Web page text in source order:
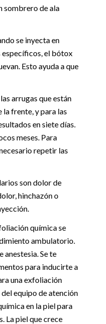
sombrero de ala
se inyecta en
específicos, el bótox
Esto ayuda a que
arrugas que están
la frente, y para las
en siete días.
meses. Para
repetir las
son dolor de
hinchazón o
química se
ambulatorio.
anestesia. Se te
para inducirte a
una exfoliación
equipo de atención
en la piel para
La piel que crece